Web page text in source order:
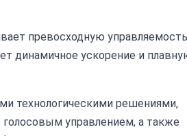
превосходную
динамичное ускорение и
технологическими решениями,
управлением, а также